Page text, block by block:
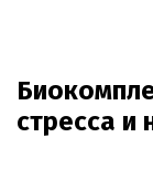
стресса и